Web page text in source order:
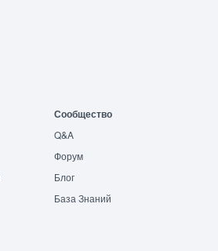
Сообщество
Q&A
Форум
Блог
База Знаний